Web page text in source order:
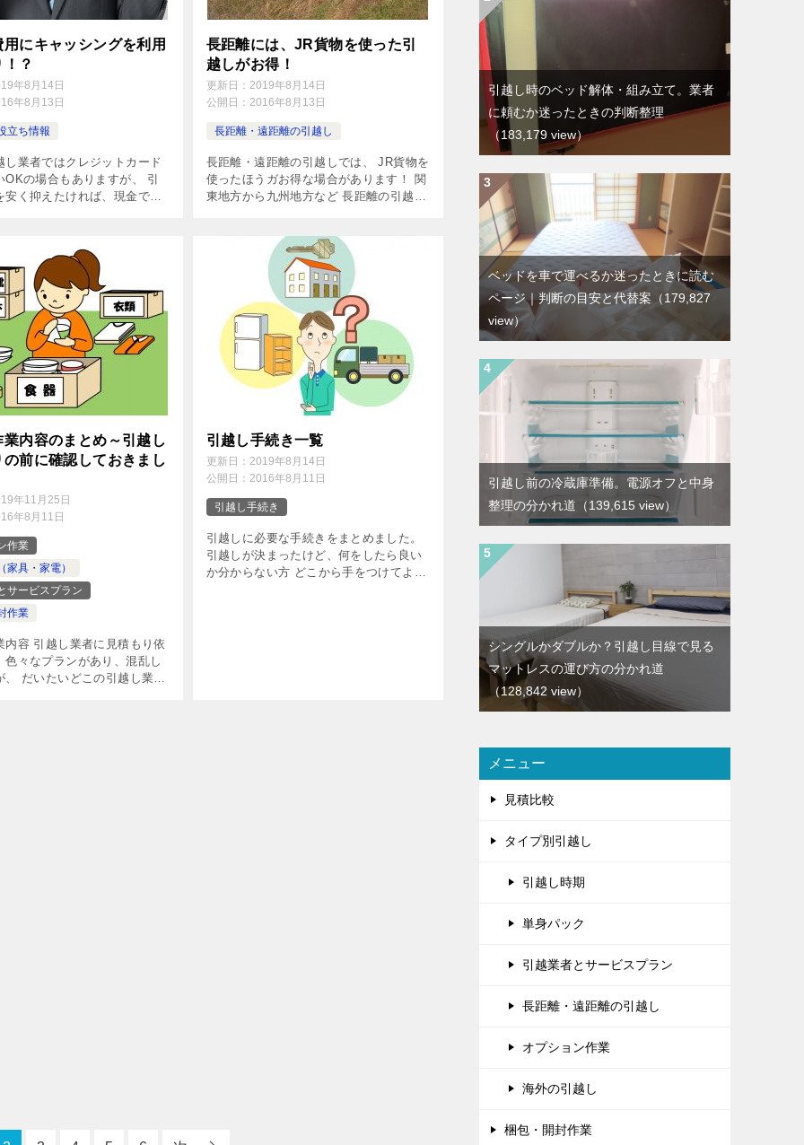
にキャッシングを利用
？
年8月14日
年8月13日
立ち情報
し業者ではクレジットカード
OKの場合もありますが、 引
安く抑えたければ、現金での
シングを使う方法もあります
長距離には、JR貨物を使った引
越しがお得！
更新日： 2019年8月14日
公開日： 2016年8月13日
長距離・遠距離の引越し
長距離・遠距離の引越しでは、 JR貨物を
使ったほうガお得な場合があります！ 関
東地方から九州地方など 長距離の引越し
航空便を使う 船便を […]
業内容のまとめ～引越し
の前に確認しておきまし
年11月25日
年8月11日
作業
家具・家電）
サービスプラン
作業
内容 引越し業者に見積もり依
色々なプランがあり、混乱し
、 だいたいどこの引越し業者
引越し手続き一覧
更新日： 2019年8月14日
公開日： 2016年8月11日
引越し手続き
引越しに必要な手続きをまとめました。
引越しが決まったけど、何をしたら良い
か分からない方 どこから手をつけてよい
引越し時のベッド解体・組み立て。業者
に頼むか迷ったときの判断整理
（183,179 view）
ベッドを車で運べるか迷ったときに読む
ページ｜判断の目安と代替案 （179,827
view）
引越し前の冷蔵庫準備。電源オフと中身
整理の分かれ道 （139,615 view）
シングルかダブルか？引越し目線で見る
マットレスの運び方の分かれ道
（128,842 view）
メニュー
見積比較
タイプ別引越し
引越し時期
単身パック
引越業者とサービスプラン
長距離・遠距離の引越し
オプション作業
海外の引越し
梱包・開封作業